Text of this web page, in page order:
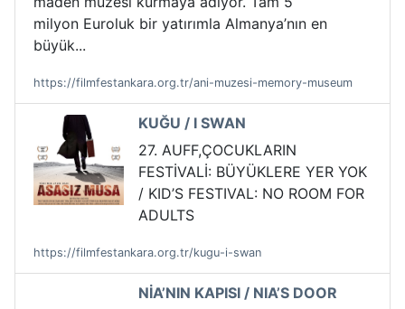
milyon Euroluk bir yatırımla Almanya’nın en
büyük...
https://filmfestankara.org.tr/ani-muzesi-memory-museum
KUĞU / I SWAN
27. AUFF,ÇOCUKLARIN
FESTİVALİ: BÜYÜKLERE YER YOK
/ KID’S FESTIVAL: NO ROOM FOR
ADULTS
https://filmfestankara.org.tr/kugu-i-swan
NİA’NIN KAPISI / NIA’S DOOR